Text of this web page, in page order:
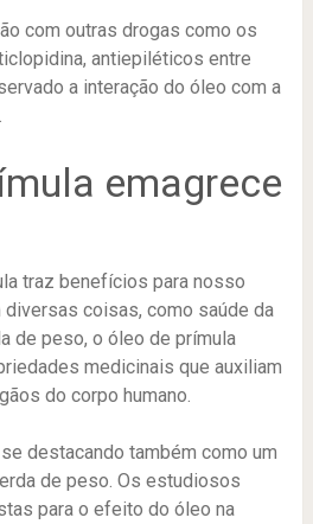
com outras drogas como os
antiepiléticos entre
a interação do óleo com a
emagrece
traz benefícios para nosso
coisas, como saúde da
de peso, o óleo de prímula
medicinais que auxiliam
do corpo humano.
destacando também como um
de peso. Os estudiosos
para o efeito do óleo na